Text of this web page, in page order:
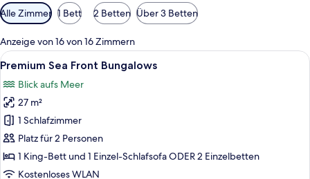
Verfügbare
Filter
für
Zimmer
Alle Zimmer 1 Bett 2 Betten Über 3 Betten
Anzeige von 16 von 16 Zimmern
Alle
Fotos
für
Premium
Sea
Front
Bungalows
anzeigen
Premium Sea Front Bungalows |
3
Premium Sea Front Bungalows
Blick aufs Meer
27 m²
1 Schlafzimmer
Platz für 2 Personen
1 King-Bett und 1 Einzel-Schlafsofa ODER 2 Einzelbetten
Kostenloses WLAN